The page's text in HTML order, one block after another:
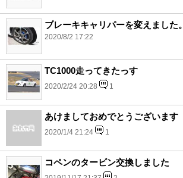
ブレーキキャリパーを変えました。
2020/8/2 17:22
TC1000走ってきたっす
2020/2/24 20:28 1
あけましておめでとうございます
2020/1/4 21:24 1
コペンのタービン交換しました